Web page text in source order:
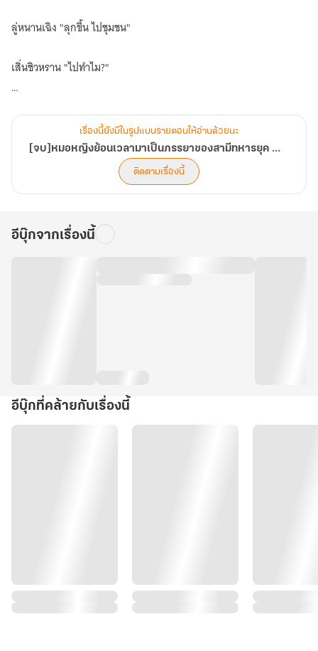
ลู่หนานเฉิง "ลุกขึ้น ไปชุมชน"
เสิ่นชิวหราน "ไปทำไม?"
เธอเพิ่งจะทะลุมิติมาก็ถูกหย่าแล้ว?!
ไม่ได้ ๆ เธอต้องเปลี่ยนแปลงชีวิตใหม่ครั้งนี้ให้ได้!!! (บทที่ 241-280)
เรื่องนี้ยังมีในรูปแบบรายตอนให้อ่านด้วยนะ
[จบ]หมอหญิงย้อนเวลามาเป็นภรรยาของสามีทหารยุค 70
ติดตามเรื่องนี้
อีบุ๊กจากเรื่องนี้
อีบุ๊กที่คล้ายกับเรื่องนี้